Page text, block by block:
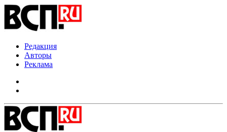
Редакция
Авторы
Реклама